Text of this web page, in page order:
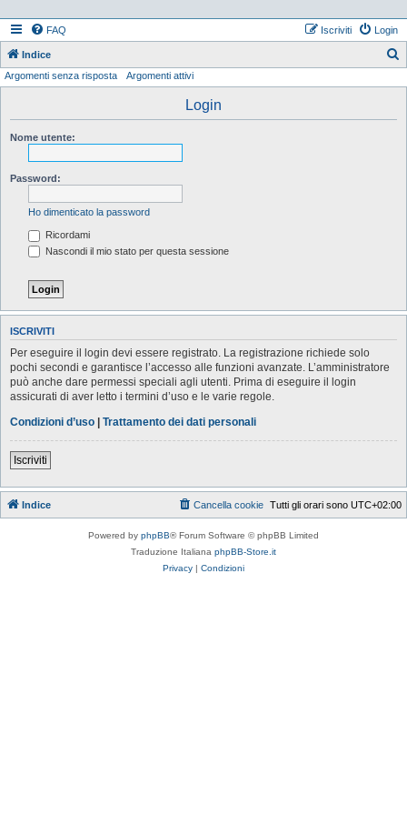
FAQ Login
Iscriviti
Indice
Argomenti senza risposta Argomenti attivi
Login
Nome utente:
Password:
Ho dimenticato la password
Ricordami
Nascondi il mio stato per questa sessione
ISCRIVITI
Per eseguire il login devi essere registrato. La registrazione richiede solo
pochi secondi e garantisce l’accesso alle funzioni avanzate. L’amministratore
può anche dare permessi speciali agli utenti. Prima di eseguire il login
assicurati di aver letto i termini d’uso e le varie regole.
Condizioni d’uso | Trattamento dei dati personali
Iscriviti
Indice Tutti gli orari sono UTC+02:00
Cancella cookie
Powered by phpBB® Forum Software © phpBB Limited
Traduzione Italiana phpBB-Store.it
Privacy | Condizioni